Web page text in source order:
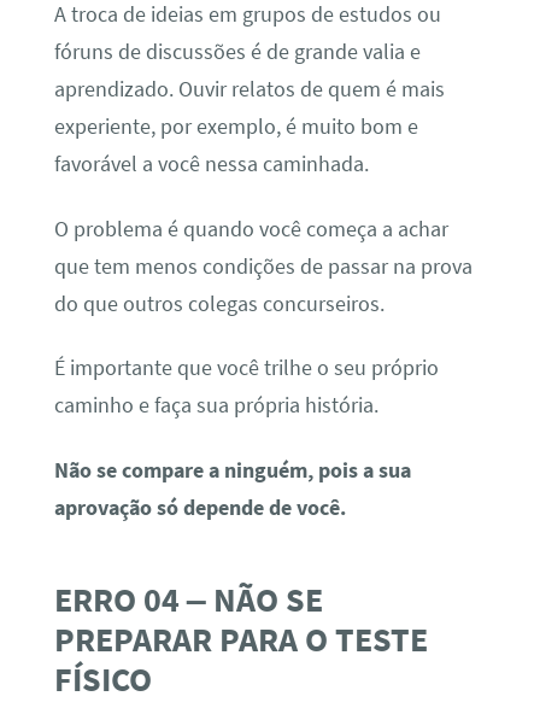
A troca de ideias em grupos de estudos ou
fóruns de discussões é de grande valia e
aprendizado. Ouvir relatos de quem é mais
experiente, por exemplo, é muito bom e
favorável a você nessa caminhada.
O problema é quando você começa a achar
que tem menos condições de passar na prova
do que outros colegas concurseiros.
É importante que você trilhe o seu próprio
caminho e faça sua própria história.
Não se compare a ninguém, pois a sua
aprovação só depende de você.
ERRO 04 – NÃO SE
PREPARAR PARA O TESTE
FÍSICO